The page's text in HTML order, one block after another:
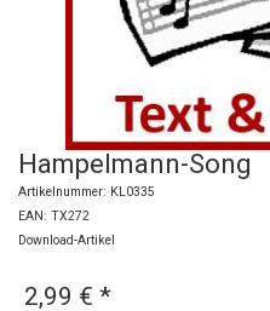
Hampelmann-Song
Artikelnummer: KL0335
EAN: TX272
Download-Artikel
2,99 € *